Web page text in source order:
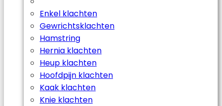
Enkel klachten
Gewrichtsklachten
Hamstring
Hernia klachten
Heup klachten
Hoofdpijn klachten
Kaak klachten
Knie klachten